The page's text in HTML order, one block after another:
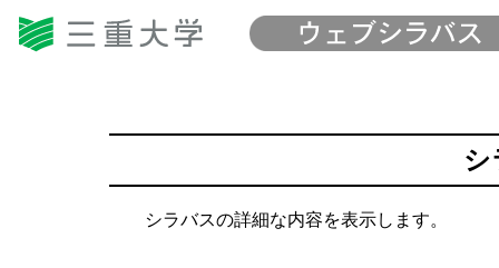
シ
シラバスの詳細な内容を表示します。